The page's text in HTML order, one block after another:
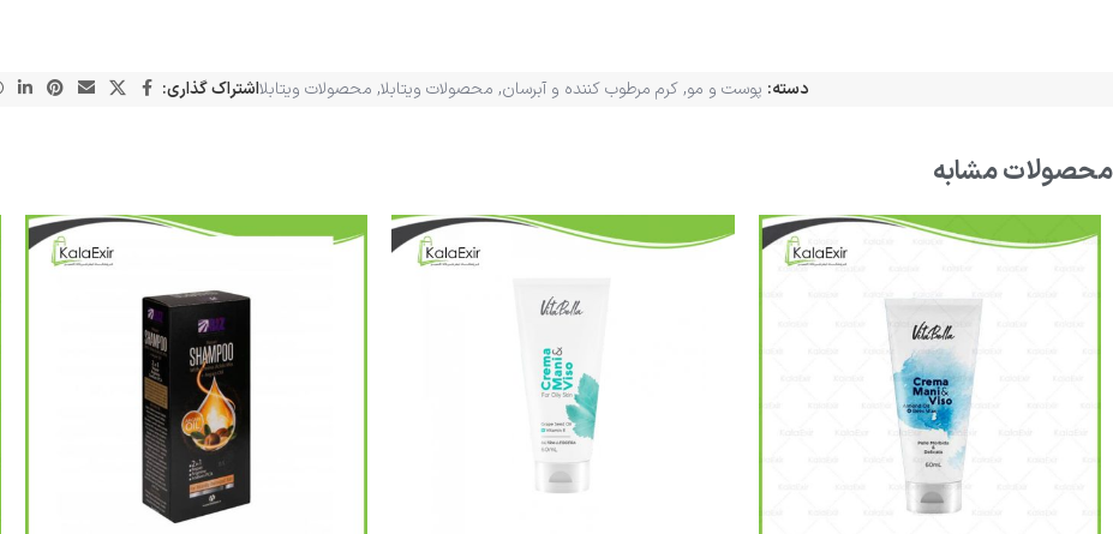
دسته: پوست و مو, کرم مرطوب کننده و آبرسان, محصولات ویتابلا, محصولات ویتابلااشتراک گذاری:
محصولات مشابه